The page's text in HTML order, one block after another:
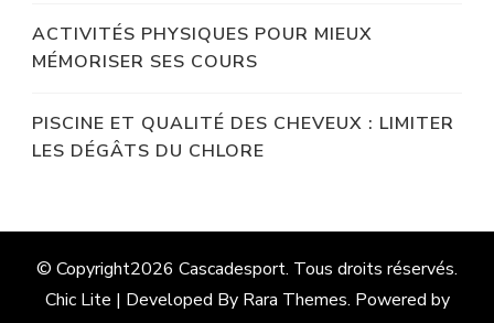
ACTIVITÉS PHYSIQUES POUR MIEUX
MÉMORISER SES COURS
PISCINE ET QUALITÉ DES CHEVEUX : LIMITER
LES DÉGÂTS DU CHLORE
© Copyright2026 Cascadesport. Tous droits réservés.
Chic Lite | Developed By Rara Themes. Powered by